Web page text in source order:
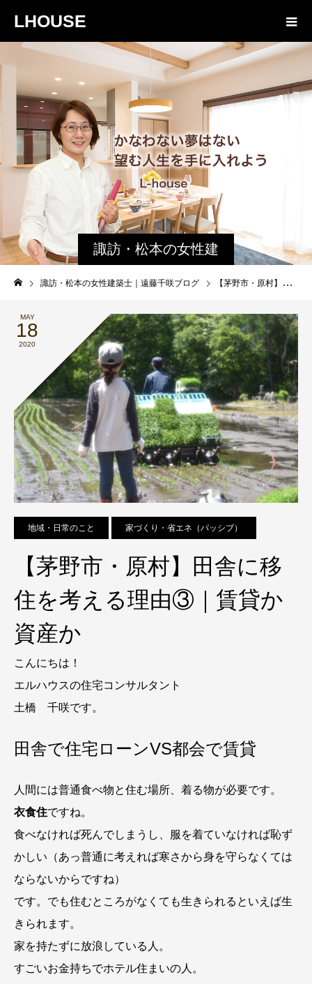
LHOUSE
諏訪・松本の女性建
築士ブログ｜未来生
活設計
諏訪・松本の女性建築士｜遠藤千咲ブログ 【茅野市・原村】田舎に移住を考える理由③｜賃貸か資産か
MAY
18
2020
地域・日常のこと 家づくり・省エネ（パッシブ）
【茅野市・原村】田舎に移
住を考える理由③｜賃貸か
資産か
こんにちは！
エルハウスの住宅コンサルタント
土橋 千咲です。
田舎で住宅ローンVS都会で賃貸
人間には普通食べ物と住む場所、着る物が必要です。
衣食住ですね。
食べなければ死んでしまうし、服を着ていなければ恥ず
かしい（あっ普通に考えれば寒さから身を守らなくては
ならないからですね）
です。でも住むところがなくても生きられるといえば生
きられます。
家を持たずに放浪している人。
すごいお金持ちでホテル住まいの人。